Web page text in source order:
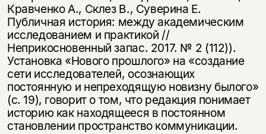
Кравченко А., Склез В., Суверина Е.
Публичная история: между академическим
исследованием и практикой //
Неприкосновенный запас. 2017. № 2 (112)).
Установка «Нового прошлого» на «создание
сети исследователей, осознающих
постоянную и непреходящую новизну былого»
(с. 19), говорит о том, что редакция понимает
историю как находящееся в постоянном
становлении пространство коммуникации.